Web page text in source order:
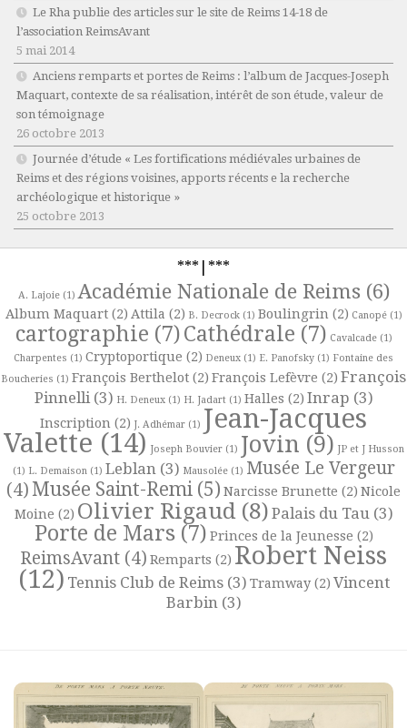
Le Rha publie des articles sur le site de Reims 14-18 de
l’association ReimsAvant
5 mai 2014
Anciens remparts et portes de Reims : l’album de Jacques-Joseph
Maquart, contexte de sa réalisation, intérêt de son étude, valeur de
son témoignage
26 octobre 2013
Journée d’étude « Les fortifications médiévales urbaines de
Reims et des régions voisines, apports récents e la recherche
archéologique et historique »
25 octobre 2013
***|***
A. Lajoie(1) Académie Nationale de Reims (6)
Album Maquart(2) Attila (2) B. Decrock(1) Boulingrin (2) Canopé(1)
cartographie (7)Cathédrale (7) Cavalcade(1)
Charpentes (1) Cryptoportique (2) Deneux (1) E. Panofsky (1) Fontaine des
Boucheries (1) François Berthelot (2) François Lefèvre (2) François
Pinnelli (3) H. Deneux(1) H. Jadart(1) Halles (2) Inrap (3)
Inscription (2) J. Adhémar (1) Jean-Jacques
Valette (14) Joseph Bouvier(1) Jovin (9) JP et J Husson
(1) L. Demaison(1) Leblan (3) Mausolée(1) Musée Le Vergeur
(4) Musée Saint-Remi (5) Narcisse Brunette (2) Nicole
Moine (2) Olivier Rigaud(8) Palais du Tau (3)
Porte de Mars(7) Princes de la Jeunesse (2)
ReimsAvant (4) Remparts (2) Robert Neiss
(12) Tennis Club de Reims(3) Tramway(2) Vincent
Barbin (3)